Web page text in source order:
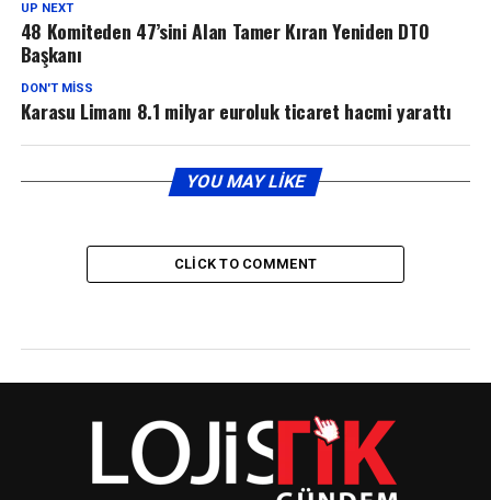
UP NEXT
48 Komiteden 47’sini Alan Tamer Kıran Yeniden DTO
Başkanı
DON'T MISS
Karasu Limanı 8.1 milyar euroluk ticaret hacmi yarattı
YOU MAY LIKE
CLICK TO COMMENT